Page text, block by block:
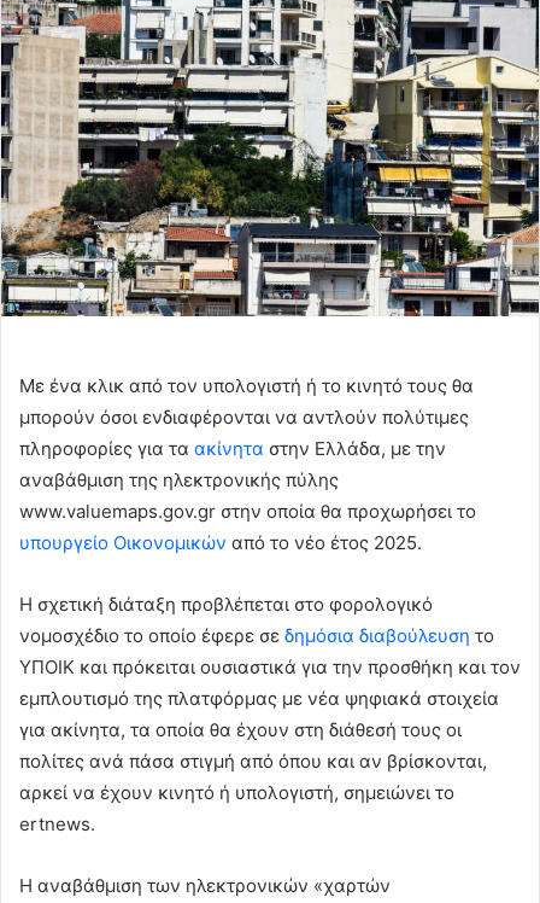
email
Με ένα κλικ από τον υπολογιστή ή το κινητό τους θα
μπορούν όσοι ενδιαφέρονται να αντλούν πολύτιμες
πληροφορίες για τα ακίνητα στην Ελλάδα, με την
αναβάθμιση της ηλεκτρονικής πύλης
www.valuemaps.gov.gr στην οποία θα προχωρήσει το
υπουργείο Οικονομικών από το νέο έτος 2025.
Η σχετική διάταξη προβλέπεται στο φορολογικό
νομοσχέδιο το οποίο έφερε σε δημόσια διαβούλευση το
ΥΠΟΙΚ και πρόκειται ουσιαστικά για την προσθήκη και τον
εμπλουτισμό της πλατφόρμας με νέα ψηφιακά στοιχεία
για ακίνητα, τα οποία θα έχουν στη διάθεσή τους οι
πολίτες ανά πάσα στιγμή από όπου και αν βρίσκονται,
αρκεί να έχουν κινητό ή υπολογιστή, σημειώνει το
ertnews.
Η αναβάθμιση των ηλεκτρονικών «χαρτών